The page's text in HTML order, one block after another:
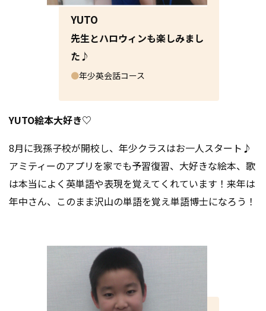
YUTO
先生とハロウィンも楽しみまし
た♪
●年少英会話コース
YUTO絵本大好き♡
8月に我孫子校が開校し、年少クラスはお一人スタート♪
アミティーのアプリを家でも予習復習、大好きな絵本、歌
は本当によく英単語や表現を覚えてくれています！来年は
年中さん、このまま沢山の単語を覚え単語博士になろう！